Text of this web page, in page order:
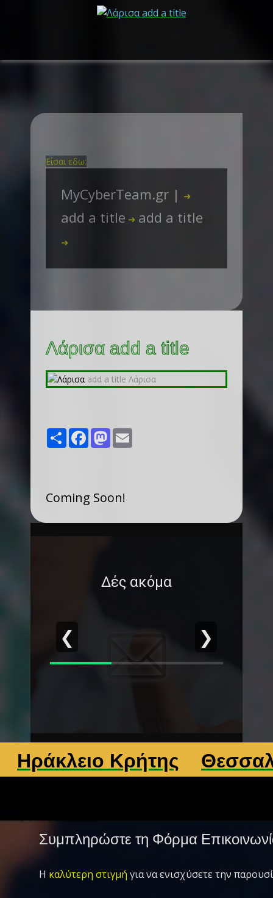
Είσαι εδω:
MyCyberTeam.gr | ➜
add a title ➜ add a title
➜
Λάρισα add a title
Share FacebookMastodon
Coming Soon!
Δές ακόμα
❮ ❯
Κρήτης
Συμπληρώστε τη Φόρμα
Η καλύτερη στιγμή για να ενισχύσετε την